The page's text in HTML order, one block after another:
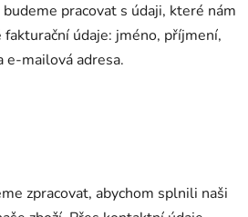
pracovat s údaji, které nám
údaje: jméno, příjmení,
e-mailová adresa.
zpracovat, abychom splnili naši